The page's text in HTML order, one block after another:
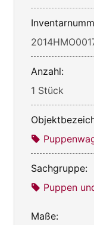
Anzahl:
1 Stück
Sachgruppe:
Puppen
Maße: